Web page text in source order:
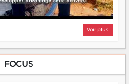
Voir plus
FOCUS